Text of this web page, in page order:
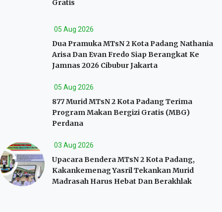
Gratis
05 Aug 2026
Dua Pramuka MTsN 2 Kota Padang Nathania
Arisa Dan Evan Fredo Siap Berangkat Ke
Jamnas 2026 Cibubur Jakarta
05 Aug 2026
877 Murid MTsN 2 Kota Padang Terima
Program Makan Bergizi Gratis (MBG)
Perdana
03 Aug 2026
Upacara Bendera MTsN 2 Kota Padang,
Kakankemenag Yasril Tekankan Murid
Madrasah Harus Hebat Dan Berakhlak